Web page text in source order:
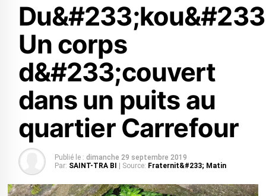
Un corps
d&#233;couvert
dans un puits au
quartier Carrefour
Publié le : dimanche 29 septembre 2019
Par: SAINT-TRA BI | Source: Fraternit&#233; Matin